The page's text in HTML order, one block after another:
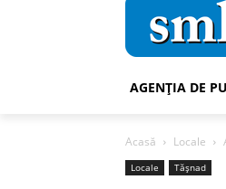
AGENȚIA DE
Acasă Locale
Locale Tășnad